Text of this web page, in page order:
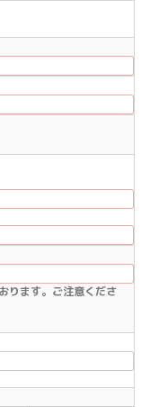
ります。ご注意くださ